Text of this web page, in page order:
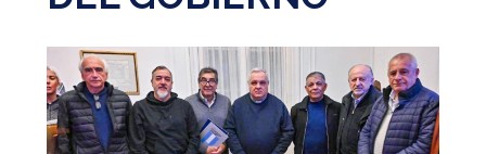
(011) 4823 0294
@apa_oficial